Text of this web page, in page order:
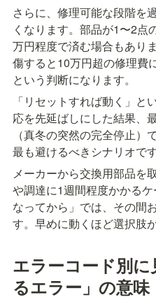
さらに、修理可能な段階を
くなります。部品が1〜2点
万円程度で済む場合もあり
傷すると10万円超の修理費
という判断になります。
「リセットすれば動く」と
応を先延ばしにした結果、
（真冬の突然の完全停止
最も避けるべきシナリオです
メーカーから交換用部品を
や調達に1週間程度かかる
なってから」では、その間
す。早めに動くほど選択肢
エラーコード別
るエラー」の意味